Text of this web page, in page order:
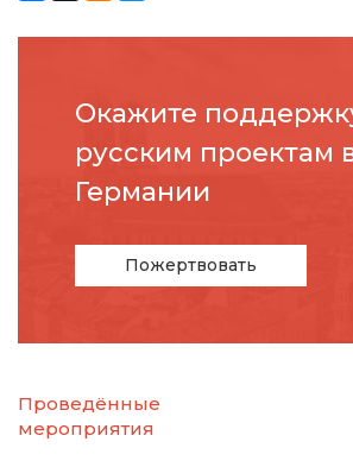
Окажите
русcким проектам
Германии
Пожертвовать
Проведённые
мероприятия